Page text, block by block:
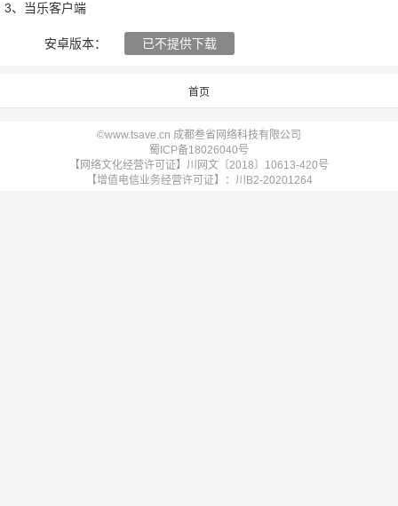
3、当乐客户端
安卓版本： 已不提供下载
首页
©www.tsave.cn 成都叁省网络科技有限公司
蜀ICP备18026040号
【网络文化经营许可证】川网文〔2018〕10613-420号
【增值电信业务经营许可证】：川B2-20201264